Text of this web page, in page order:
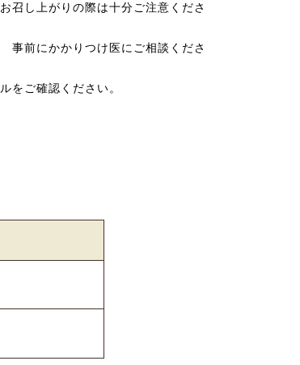
召し上がりの際は十分ご注意くださ
事前にかかりつけ医にご相談くださ
をご確認ください。